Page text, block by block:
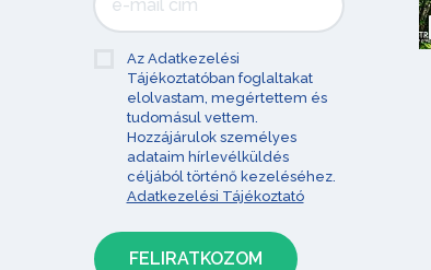
Az Adatkezelési
Tájékoztatóban foglaltakat
elolvastam, megértettem és
tudomásul vettem.
Hozzájárulok személyes
adataim hírlevélküldés
céljából történő kezeléséhez.
Adatkezelési Tájékoztató